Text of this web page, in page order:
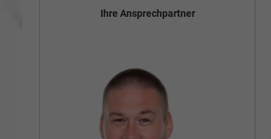
Ihre Ansprechpartner